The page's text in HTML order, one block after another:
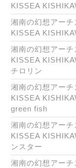
KISSEA
湘南の幻想アー
KISSEA
湘南の幻想アー
KISSEA
チロリン
湘南の幻想アー
KISSEA
green fish
湘南の幻想アー
KISSEA
ンスター
湘南の幻想アー